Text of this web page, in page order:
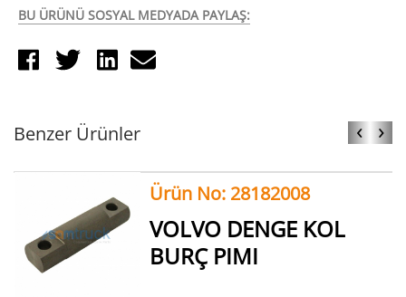
BU ÜRÜNÜ SOSYAL MEDYADA PAYLAŞ:
Benzer Ürünler ‹ ›
Ürün No: 28182008
VOLVO DENGE KOL
BURÇ PIMI